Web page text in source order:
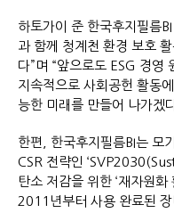
하토가이 준 한국후지필름
과 함께 청계천 환경 보호
다”며 “앞으로도 ESG 경영
지속적으로 사회공헌 활동
능한 미래를 만들어 나가겠
한편, 한국후지필름BI는 모
CSR 전략인
탄소 저감을 위한 ‘재자원화
2011년부터 사용 완료된